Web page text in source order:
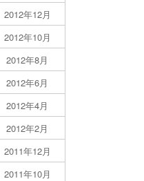
2012年12月
2012年10月
2012年8月
2012年6月
2012年4月
2012年2月
2011年12月
2011年10月